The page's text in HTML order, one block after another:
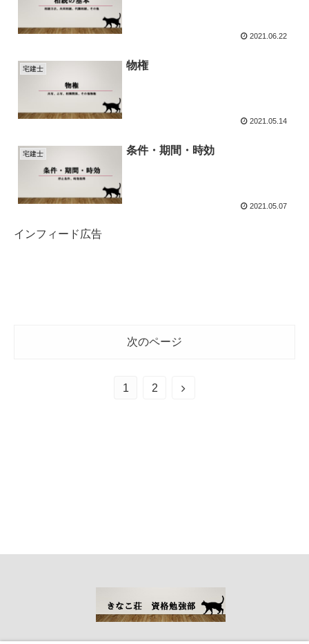
2021.06.22
宅建士 物権
2021.05.14
宅建士 条件・期間・時効
2021.05.07
インフィード広告
次のページ
1 2